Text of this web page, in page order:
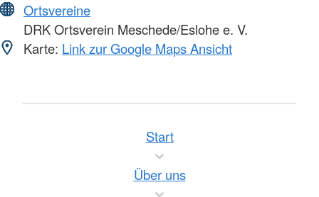
Ortsvereine
DRK Ortsverein Meschede/Eslohe e. V.
Karte: Link zur Google Maps Ansicht
Start
Über uns